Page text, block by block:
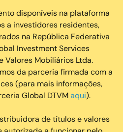
disponíveis na plataforma
a investidores residentes,
na República Federativa
Investment Services
Valores Mobiliários Ltda.
da parceria firmada com a
(para mais informações,
Global DTVMaqui).
de títulos e valores